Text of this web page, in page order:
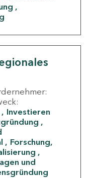
Investieren
Forschung,
und